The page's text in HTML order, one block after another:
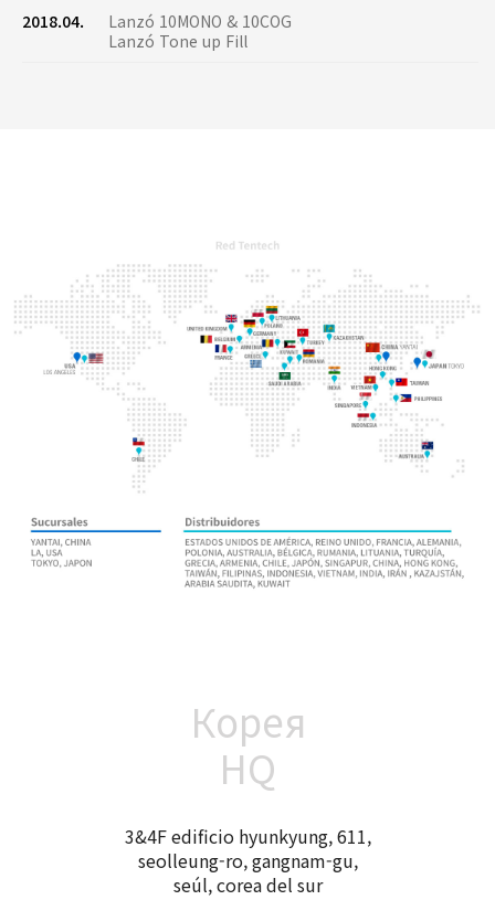
2018.04.
Lanzó 10MONO & 10COG
Lanzó Tone up Fill
Корея
HQ
3&4F edificio hyunkyung, 611,
seolleung-ro, gangnam-gu,
seúl, corea del sur